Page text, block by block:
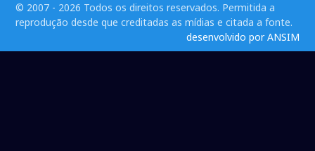
© 2007 - 2026 Todos os direitos reservados. Permitida a
reprodução desde que creditadas as mídias e citada a fonte.
desenvolvido por ANSIM